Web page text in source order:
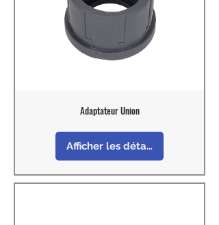
Adaptateur Union
Afficher les détails